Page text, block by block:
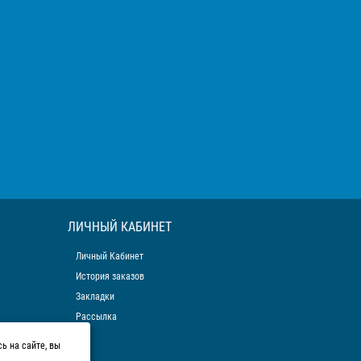
ЛИЧНЫЙ КАБИНЕТ
Личный Кабинет
История заказов
Закладки
Рассылка
на сайте, вы